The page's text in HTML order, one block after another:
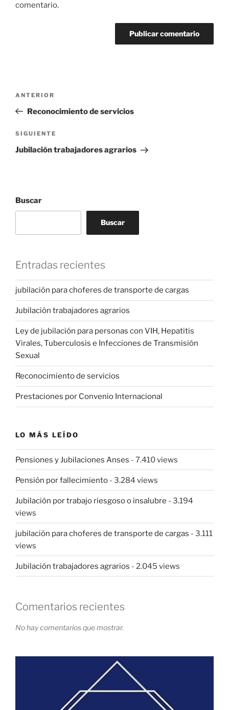
comentario.
entradas
Entrada
anterior
ANTERIOR
Reconocimiento de servicios
Siguiente
entrada
SIGUIENTE
Jubilación trabajadores agrarios
Buscar
Buscar
Entradas recientes
jubilación para choferes de transporte de cargas
Jubilación trabajadores agrarios
Ley de jubilación para personas con VIH, Hepatitis
Virales, Tuberculosis e Infecciones de Transmisión
Sexual
Reconocimiento de servicios
Prestaciones por Convenio Internacional
LO MÁS LEÍDO
Pensiones y Jubilaciones Anses - 7.410 views
Pensión por fallecimiento - 3.284 views
Jubilación por trabajo riesgoso o insalubre - 3.194
views
jubilación para choferes de transporte de cargas - 3.111
views
Jubilación trabajadores agrarios - 2.045 views
Comentarios recientes
No hay comentarios que mostrar.